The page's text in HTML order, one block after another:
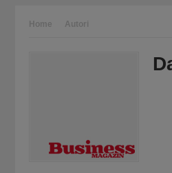
Home Autori